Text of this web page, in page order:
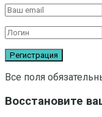
Все поля
Восстановите